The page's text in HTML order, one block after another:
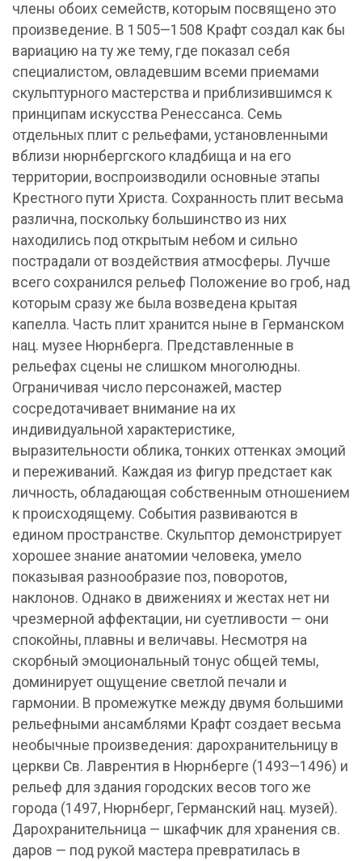
члены обоих семейств, которым посвящено это
произведение. В 1505—1508 Крафт создал как бы
вариацию на ту же тему, где показал себя
специалистом, овладевшим всеми приемами
скульптурного мастерства и приблизившимся к
принципам искусства Ренессанса. Семь
отдельных плит с рельефами, установленными
вблизи нюрнбергского кладбища и на его
территории, воспроизводили основные этапы
Крестного пути Христа. Сохранность плит весьма
различна, поскольку большинство из них
находились под открытым небом и сильно
пострадали от воздействия атмосферы. Лучше
всего сохранился рельеф Положение во гроб, над
которым сразу же была возведена крытая
капелла. Часть плит хранится ныне в Германском
нац. музее Нюрнберга. Представленные в
рельефах сцены не слишком многолюдны.
Ограничивая число персонажей, мастер
сосредотачивает внимание на их
индивидуальной характеристике,
выразительности облика, тонких оттенках эмоций
и переживаний. Каждая из фигур предстает как
личность, обладающая собственным отношением
к происходящему. События развиваются в
едином пространстве. Скульптор демонстрирует
хорошее знание анатомии человека, умело
показывая разнообразие поз, поворотов,
наклонов. Однако в движениях и жестах нет ни
чрезмерной аффектации, ни суетливости — они
спокойны, плавны и величавы. Несмотря на
скорбный эмоциональный тонус общей темы,
доминирует ощущение светлой печали и
гармонии. В промежутке между двумя большими
рельефными ансамблями Крафт создает весьма
необычные произведения: дарохранительницу в
церкви Св. Лаврентия в Нюрнберге (1493—1496) и
рельеф для здания городских весов того же
города (1497, Нюрнберг, Германский нац. музей).
Дарохранительница — шкафчик для хранения св.
даров — под рукой мастера превратилась в